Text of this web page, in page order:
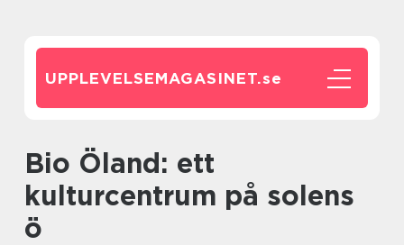
UPPLEVELSEMAGASINET.se
Bio Öland: ett
kulturcentrum på solens
ö